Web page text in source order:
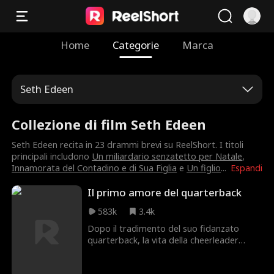
Home Categorie Marca
Seth Edeen
Collezione di film Seth Edeen
Espandi
Seth Edeen recita in 23 drammi brevi su ReelShort. I titoli
principali includono Un miliardario senzatetto per Natale,
Innamorata del Contadino e di Sua Figlia e Un figlio...
Il primo amore del quarterback
583k
3.4k
Dopo il tradimento del suo fidanzato
quarterback, la vita della cheerleader